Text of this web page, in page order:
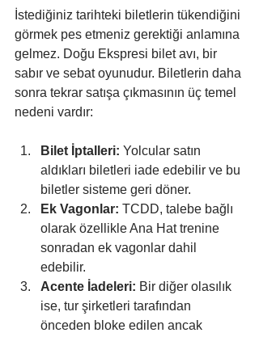
İstediğiniz tarihteki biletlerin tükendiğini
görmek pes etmeniz gerektiği anlamına
gelmez. Doğu Ekspresi bilet avı, bir
sabır ve sebat oyunudur. Biletlerin daha
sonra tekrar satışa çıkmasının üç temel
nedeni vardır:
Bilet İptalleri: Yolcular satın
aldıkları biletleri iade edebilir ve bu
biletler sisteme geri döner.
Ek Vagonlar: TCDD, talebe bağlı
olarak özellikle Ana Hat trenine
sonradan ek vagonlar dahil
edebilir.
Acente İadeleri: Bir diğer olasılık
ise, tur şirketleri tarafından
önceden bloke edilen ancak